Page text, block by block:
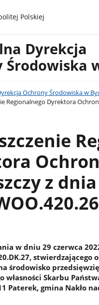
Polskiej
Dyrekcja
Środowiska
Ochrony Środowiska w
Regionalnego Dyrektora
z
w dniu 29 czerwca
środowisko
własności Skarbu
Paterek, gmina Nakło